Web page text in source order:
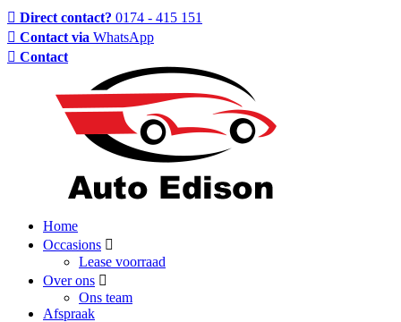
Direct contact? 0174 - 415 151
Contact via WhatsApp
Contact
Home
Occasions
Lease voorraad
Over ons
Ons team
Afspraak